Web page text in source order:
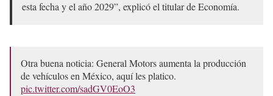
esta fecha y el año 2029”, explicó el titular de Economía.
Otra buena noticia: General Motors aumenta la producción
de vehículos en México, aquí les platico.
pic.twitter.com/sadGV0EoO3